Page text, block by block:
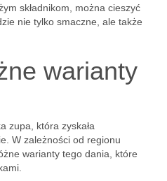
składnikom, można cieszyć
nie tylko smaczne, ale także
warianty
zupa, która zyskała
W zależności od regionu
warianty tego dania, które